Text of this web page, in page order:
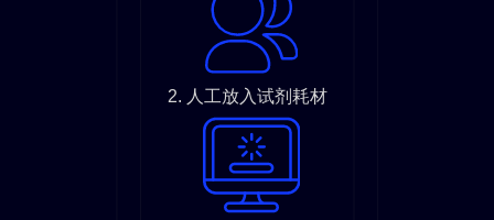
2. 人工放入试剂耗材